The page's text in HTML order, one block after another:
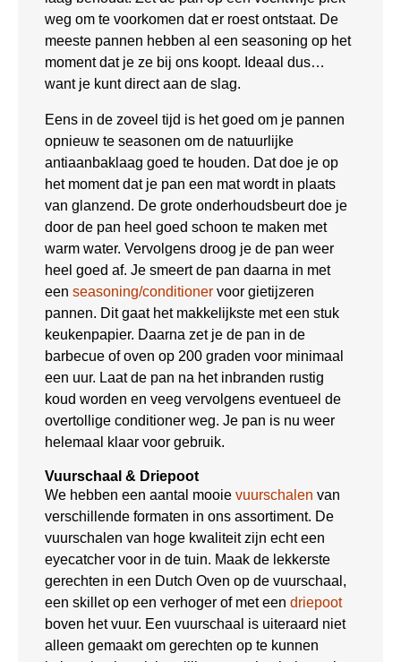
weg om te voorkomen dat er roest ontstaat. De
meeste pannen hebben al een seasoning op het
moment dat je ze bij ons koopt. Ideaal dus…
want je kunt direct aan de slag.
Eens in de zoveel tijd is het goed om je pannen
opnieuw te seasonen om de natuurlijke
antiaanbaklaag goed te houden. Dat doe je op
het moment dat je pan een mat wordt in plaats
van glanzend. De grote onderhoudsbeurt doe je
door de pan heel goed schoon te maken met
warm water. Vervolgens droog je de pan weer
heel goed af. Je smeert de pan daarna in met
een seasoning/conditioner voor gietijzeren
pannen. Dit gaat het makkelijkste met een stuk
keukenpapier. Daarna zet je de pan in de
barbecue of oven op 200 graden voor minimaal
een uur. Laat de pan na het inbranden rustig
koud worden en veeg vervolgens eventueel de
overtollige conditioner weg. Je pan is nu weer
helemaal klaar voor gebruik.
Vuurschaal & Driepoot
We hebben een aantal mooie vuurschalen van
verschillende formaten in ons assortiment. De
vuurschalen van hoge kwaliteit zijn echt een
eyecatcher voor in de tuin. Maak de lekkerste
gerechten in een Dutch Oven op de vuurschaal,
een skillet op een verhoger of met een driepoot
boven het vuur. Een vuurschaal is uiteraard niet
alleen gemaakt om gerechten op te kunnen